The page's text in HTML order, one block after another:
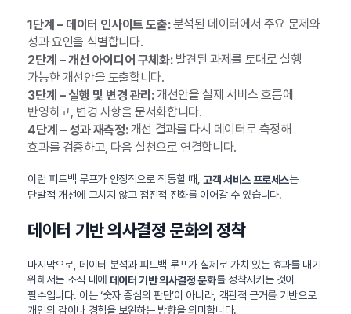
1단계 – 데이터 인사이트 도출:분석된 데이터에서 주요 문제와
성과 요인을 식별합니다.
2단계 – 개선 아이디어 구체화:발견된 과제를 토대로 실행
가능한 개선안을 도출합니다.
3단계 – 실행 및 변경 관리:개선안을 실제 서비스 흐름에
반영하고, 변경 사항을 문서화합니다.
4단계 – 성과 재측정:개선 결과를 다시 데이터로 측정해
효과를 검증하고, 다음 실천으로 연결합니다.
이런 피드백 루프가 안정적으로 작동할 때, 고객 서비스 프로세스는
단발적 개선에 그치지 않고 점진적 진화를 이어갈 수 있습니다.
데이터 기반 의사결정 문화의 정착
마지막으로, 데이터 분석과 피드백 루프가 실제로 가치 있는 효과를 내기
위해서는 조직 내에 데이터 기반 의사결정 문화를 정착시키는 것이
필수입니다. 이는 ‘숫자 중심의 판단’이 아니라, 객관적 근거를 기반으로
개인의 감이나 경험을 보완하는 방향을 의미합니다.